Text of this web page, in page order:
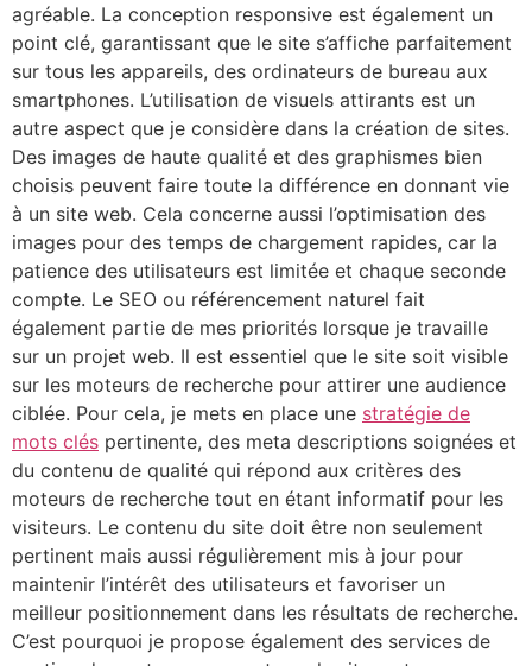
agréable. La conception responsive est également un
point clé, garantissant que le site s’affiche parfaitement
sur tous les appareils, des ordinateurs de bureau aux
smartphones. L’utilisation de visuels attirants est un
autre aspect que je considère dans la création de sites.
Des images de haute qualité et des graphismes bien
choisis peuvent faire toute la différence en donnant vie
à un site web. Cela concerne aussi l’optimisation des
images pour des temps de chargement rapides, car la
patience des utilisateurs est limitée et chaque seconde
compte. Le SEO ou référencement naturel fait
également partie de mes priorités lorsque je travaille
sur un projet web. Il est essentiel que le site soit visible
sur les moteurs de recherche pour attirer une audience
ciblée. Pour cela, je mets en place une stratégie de
mots clés pertinente, des meta descriptions soignées et
du contenu de qualité qui répond aux critères des
moteurs de recherche tout en étant informatif pour les
visiteurs. Le contenu du site doit être non seulement
pertinent mais aussi régulièrement mis à jour pour
maintenir l’intérêt des utilisateurs et favoriser un
meilleur positionnement dans les résultats de recherche.
C’est pourquoi je propose également des services de